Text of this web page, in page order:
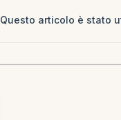
Questo articolo è stato